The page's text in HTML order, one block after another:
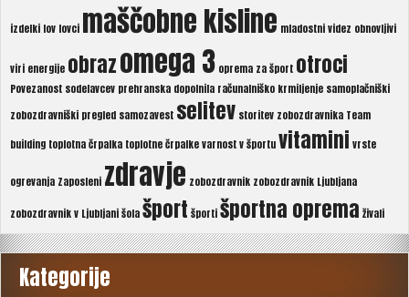
izdelki lov lovci maščobne kisline mladostni videz obnovljivi
viri energije obrazomega 3 oprema za šport otroci
Povezanost sodelavcev prehranska dopolnila računalniško krmiljenje samoplačniški
zobozdravniški pregled samozavest selitev storitev zobozdravnika Team
building toplotna črpalka toplotne črpalkevarnost v športuvitamini vrste
ogrevanja Zaposleni zdravje zobozdravnik zobozdravnik Ljubljana
zobozdravnik v Ljubljanišolašport športišportna oprema živali
Kategorije